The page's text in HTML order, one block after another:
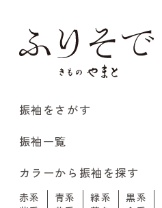
振袖をさがす
振袖一覧
カラーから振袖を探す
赤系 青系 緑系 黒系